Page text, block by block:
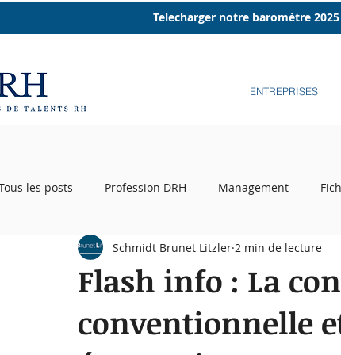
Telecharger notre baromètre
ENTREPRISES
les posts Profession DRH Management
Startup RH Event RH Recrutement Tribune
Micro trottoir
Flash info : La
conventionnelle
Schmidt Brunet Litzler 2 min de lecture